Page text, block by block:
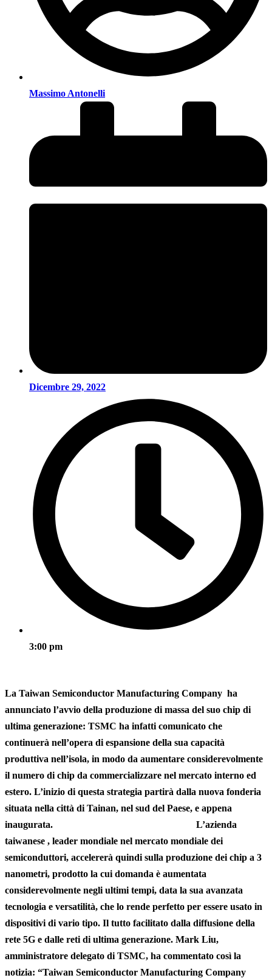
Massimo Antonelli
Dicembre 29, 2022
3:00 pm
La Taiwan Semiconductor Manufacturing Company ha
annunciato l’avvio della produzione di massa del suo chip di
ultima generazione: TSMC ha infatti comunicato che
continuerà nell’opera di espansione della sua capacità
produttiva nell’isola, in modo da aumentare considerevolmente
il numero di chip da commercializzare nel mercato interno ed
estero. L’inizio di questa strategia partirà dalla nuova fonderia
situata nella città di Tainan, nel sud del Paese, e appena
inaugurata. L’azienda
taiwanese , leader mondiale nel mercato mondiale dei
semiconduttori, accelererà quindi sulla produzione dei chip a 3
nanometri, prodotto la cui domanda è aumentata
considerevolmente negli ultimi tempi, data la sua avanzata
tecnologia e versatilità, che lo rende perfetto per essere usato in
dispositivi di vario tipo. Il tutto facilitato dalla diffusione della
rete 5G e dalle reti di ultima generazione. Mark Liu,
amministratore delegato di TSMC, ha commentato così la
notizia: “Taiwan Semiconductor Manufacturing Company